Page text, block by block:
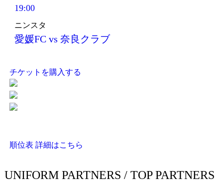
19:00
ニンスタ
愛媛FC vs 奈良クラブ
チケットを購入する
順位表 詳細はこちら
UNIFORM PARTNERS / TOP PARTNERS